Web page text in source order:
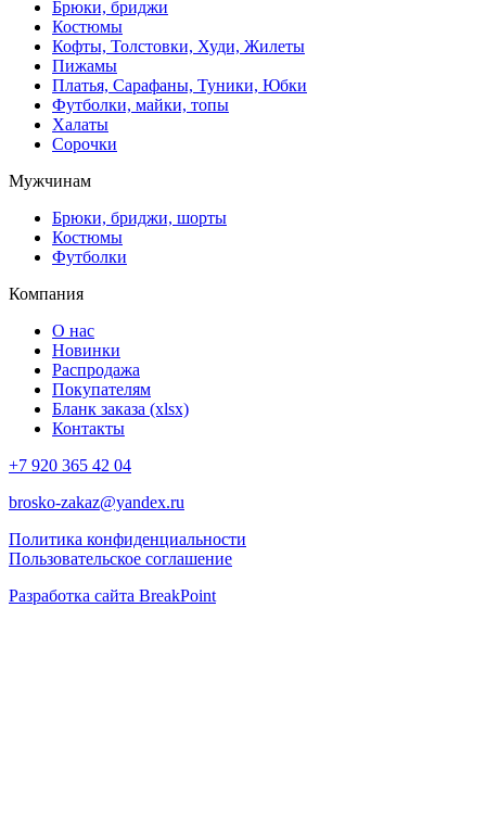
Брюки, бриджи
Костюмы
Кофты, Толстовки, Худи, Жилеты
Пижамы
Платья, Сарафаны, Туники, Юбки
Футболки, майки, топы
Халаты
Сорочки
Мужчинам
Брюки, бриджи, шорты
Костюмы
Футболки
Компания
О нас
Новинки
Распродажа
Покупателям
Бланк заказа (xlsx)
Контакты
+7 920 365 42 04
brosko-zakaz@yandex.ru
Политика конфиденциальности
Пользовательское соглашение
Разработка сайта BreakPoint